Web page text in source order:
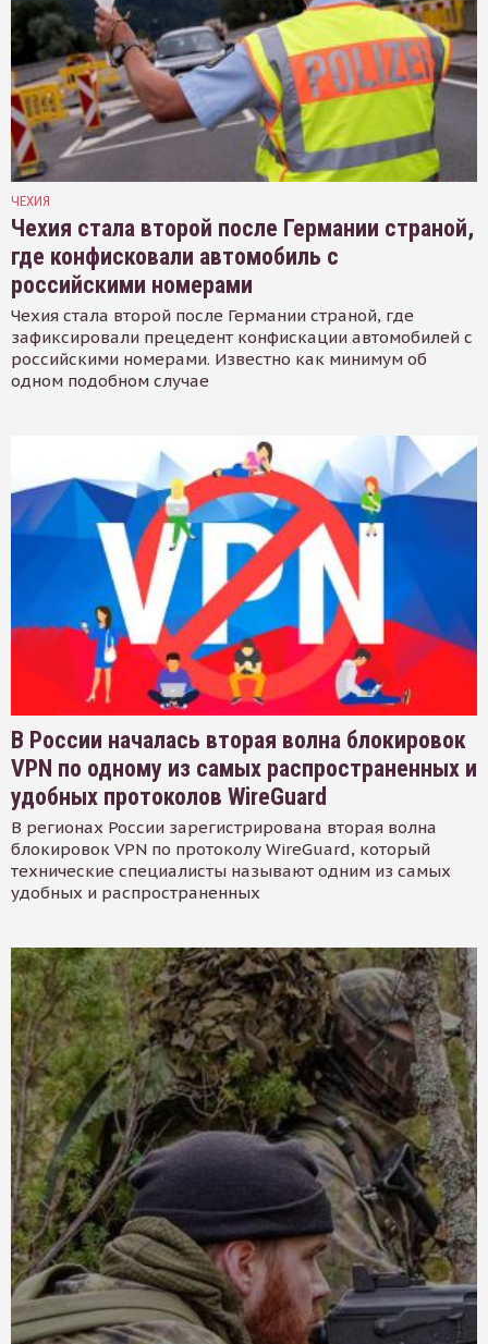
ЧЕХИЯ
Чехия стала второй после Германии страной,
где конфисковали автомобиль с
российскими номерами
Чехия стала второй после Германии страной, где
зафиксировали прецедент конфискации автомобилей с
российскими номерами. Известно как минимум об
одном подобном случае
В России началась вторая волна блокировок
VPN по одному из самых распространенных и
удобных протоколов WireGuard
В регионах России зарегистрирована вторая волна
блокировок VPN по протоколу WireGuard, который
технические специалисты называют одним из самых
удобных и распространенных